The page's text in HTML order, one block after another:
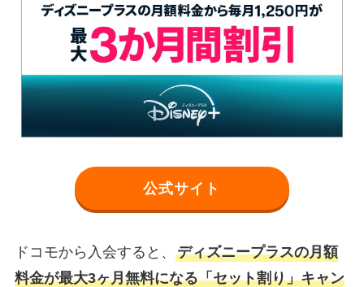
公式サイト
ドコモから入会すると、 ディズニープラスの月額
料金が最大3ヶ月無料になる「セット割り」キャン